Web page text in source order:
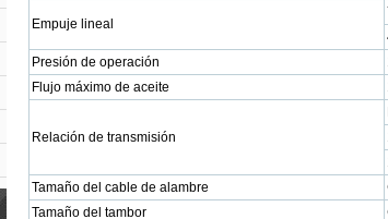
Empuje lineal
Presión de operación
Flujo máximo de aceite
Relación de transmisión
Tamaño del cable de alambre
Tamaño del tambor